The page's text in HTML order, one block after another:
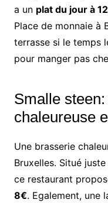
a un plat du jour à
Place de monnaie à
terrasse si le temps
pour manger pas
Smalle
chaleureuse
Une brasserie
Bruxelles. Situé
ce restaurant
8€. Egalement, une